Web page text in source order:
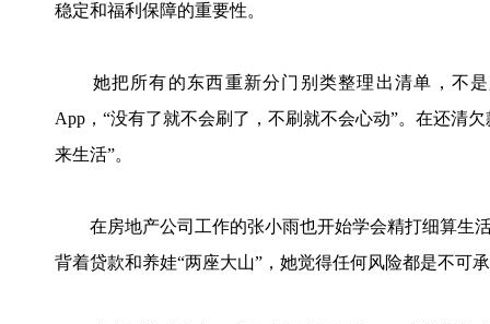
稳定和福利保障的重要性。
她把所有的东西重新分门别类整理出清单，不是
App，“没有了就不会刷了，不刷就不会心动”。在还清
来生活”。
在房地产公司工作的张小雨也开始学会精打细算生活
背着贷款和养娃“两座大山”，她觉得任何风险都是不可